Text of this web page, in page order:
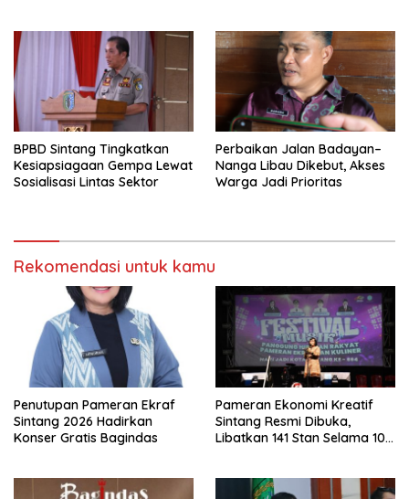
BPBD Sintang Tingkatkan
Kesiapsiagaan Gempa Lewat
Sosialisasi Lintas Sektor
Perbaikan Jalan Badayan–
Nanga Libau Dikebut, Akses
Warga Jadi Prioritas
Rekomendasi untuk kamu
Penutupan Pameran Ekraf
Sintang 2026 Hadirkan
Konser Gratis Bagindas
Pameran Ekonomi Kreatif
Sintang Resmi Dibuka,
Libatkan 141 Stan Selama 10